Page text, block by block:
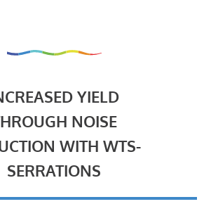
YIELD
NOISE
WITH WTS-
SERRATIONS